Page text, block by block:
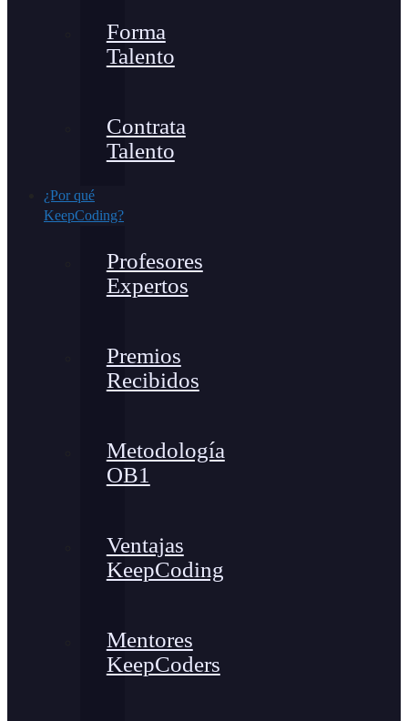
Forma
Talento
Contrata
Talento
¿Por qué
KeepCoding?
Profesores
Expertos
Premios
Recibidos
Metodología
OB1
Ventajas
KeepCoding
Mentores
KeepCoders